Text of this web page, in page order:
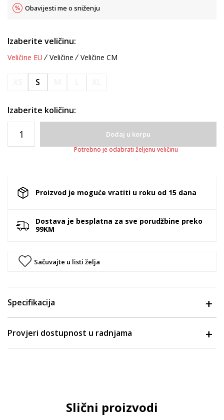
Obavijesti me o sniženju
Izaberite veličinu:
Veličine EU Veličine Veličine CM
S
Izaberite količinu:
Dodaj u korpu
Potrebno je odabrati željenu veličinu
Proizvod je moguće vratiti u roku od 15 dana
Dostava je besplatna za sve porudžbine preko
99KM
Sačuvajte u listi želja
Specifikacija
Provjeri dostupnost u radnjama
Slični proizvodi